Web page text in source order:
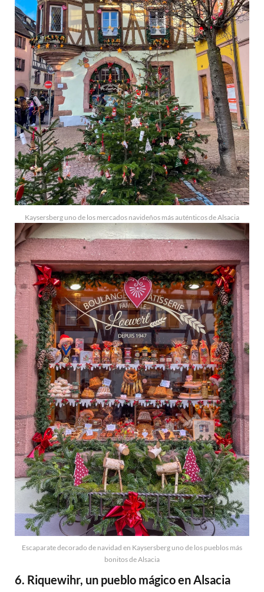
Kaysersberg uno de los mercados navideños más auténticos de Alsacia
Escaparate decorado de navidad en Kaysersberg uno de los pueblos más
bonitos de Alsacia
6. Riquewihr, un pueblo mágico en Alsacia